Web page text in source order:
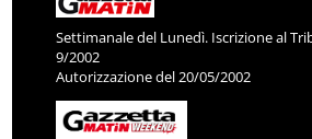
Settimanale del Lunedì. Iscrizione al
9/2002
Autorizzazione del 20/05/2002